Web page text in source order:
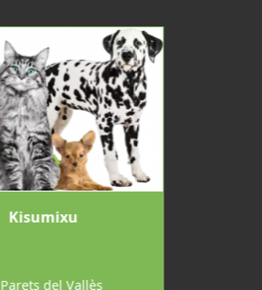
Kisumixu
Parets del Vallès